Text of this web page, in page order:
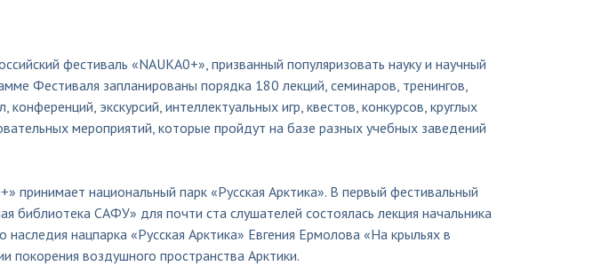
фестиваль «NAUKA0+», призванный популяризовать науку и научный
Фестиваля запланированы порядка 180 лекций, семинаров, тренингов,
экскурсий, интеллектуальных игр, квестов, конкурсов, круглых
мероприятий, которые пройдут на базе разных учебных заведений
принимает национальный парк «Русская Арктика». В первый фестивальный
библиотека САФУ» для почти ста слушателей состоялась лекция начальника
наследия нацпарка «Русская Арктика» Евгения Ермолова «На крыльях в
покорения воздушного пространства Арктики.